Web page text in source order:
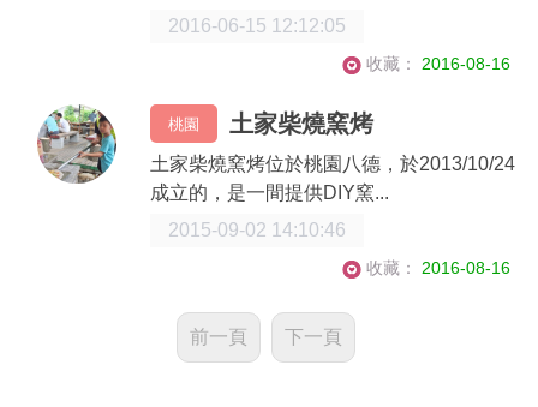
2016-06-15 12:12:05
收藏： 2016-08-16
桃園 土家柴燒窯烤
土家柴燒窯烤位於桃園八德，於2013/10/24
成立的，是一間提供DIY窯...
2015-09-02 14:10:46
收藏： 2016-08-16
前一頁 下一頁